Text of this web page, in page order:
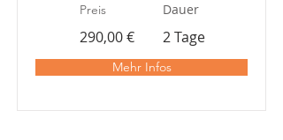
Preis Dauer
290,00 € 2 Tage
Mehr Infos